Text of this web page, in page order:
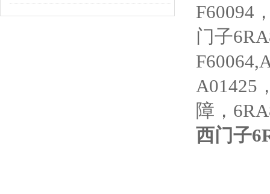
F60094
门子
A01425
障，
西门子